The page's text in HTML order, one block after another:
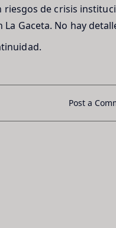
de crisis
Gaceta. No hay
Post a